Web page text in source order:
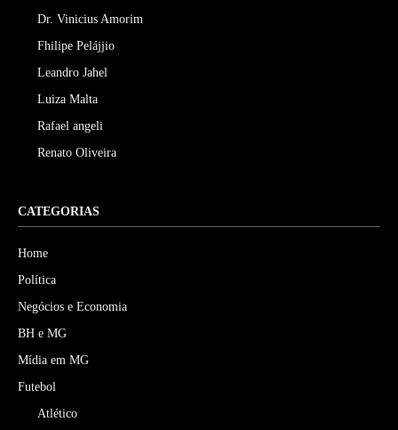
Dr. Vinicius Amorim
Fhilipe Pelájjio
Leandro Jahel
Luiza Malta
Rafael angeli
Renato Oliveira
CATEGORIAS
Home
Política
Negócios e Economia
BH e MG
Mídia em MG
Futebol
Atlético